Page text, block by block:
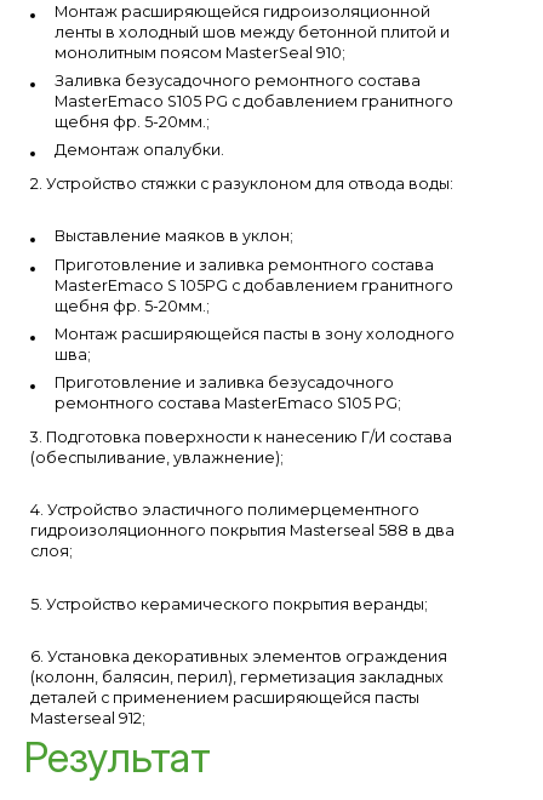
Монтаж расширяющейся гидроизоляционной
ленты в холодный шов между бетонной плитой и
монолитным поясом MasterSeal 910;
Заливка безусадочного ремонтного состава
MasterEmaco S105 PG с добавлением гранитного
щебня фр. 5-20мм.;
Демонтаж опалубки.
2. Устройство стяжки с разуклоном для отвода воды:
Выставление маяков в уклон;
Приготовление и заливка ремонтного состава
MasterEmaco S 105PG с добавлением гранитного
щебня фр. 5-20мм.;
Монтаж расширяющейся пасты в зону холодного
шва;
Приготовление и заливка безусадочного
ремонтного состава MasterEmaco S105 PG;
3. Подготовка поверхности к нанесению Г/И состава
(обеспыливание, увлажнение);
4. Устройство эластичного полимерцементного
гидроизоляционного покрытия Masterseal 588 в два
слоя;
5. Устройство керамического покрытия веранды;
6. Установка декоративных элементов ограждения
(колонн, балясин, перил), герметизация закладных
деталей с применением расширяющейся пасты
Masterseal 912;
Результат